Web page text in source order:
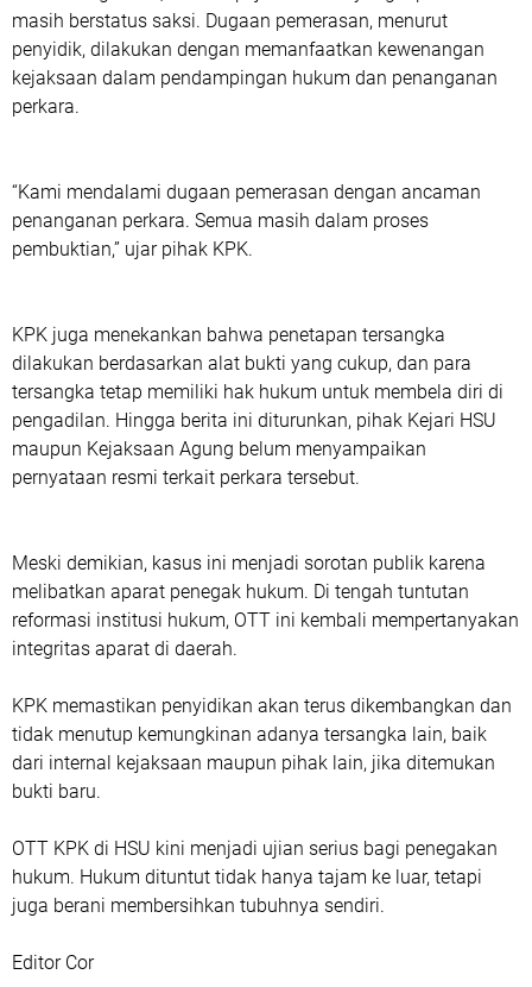
masih berstatus saksi. Dugaan pemerasan, menurut
penyidik, dilakukan dengan memanfaatkan kewenangan
kejaksaan dalam pendampingan hukum dan penanganan
perkara.
“Kami mendalami dugaan pemerasan dengan ancaman
penanganan perkara. Semua masih dalam proses
pembuktian,” ujar pihak KPK.
KPK juga menekankan bahwa penetapan tersangka
dilakukan berdasarkan alat bukti yang cukup, dan para
tersangka tetap memiliki hak hukum untuk membela diri di
pengadilan. Hingga berita ini diturunkan, pihak Kejari HSU
maupun Kejaksaan Agung belum menyampaikan
pernyataan resmi terkait perkara tersebut.
Meski demikian, kasus ini menjadi sorotan publik karena
melibatkan aparat penegak hukum. Di tengah tuntutan
reformasi institusi hukum, OTT ini kembali mempertanyakan
integritas aparat di daerah.
KPK memastikan penyidikan akan terus dikembangkan dan
tidak menutup kemungkinan adanya tersangka lain, baik
dari internal kejaksaan maupun pihak lain, jika ditemukan
bukti baru.
OTT KPK di HSU kini menjadi ujian serius bagi penegakan
hukum. Hukum dituntut tidak hanya tajam ke luar, tetapi
juga berani membersihkan tubuhnya sendiri.
Editor Cor